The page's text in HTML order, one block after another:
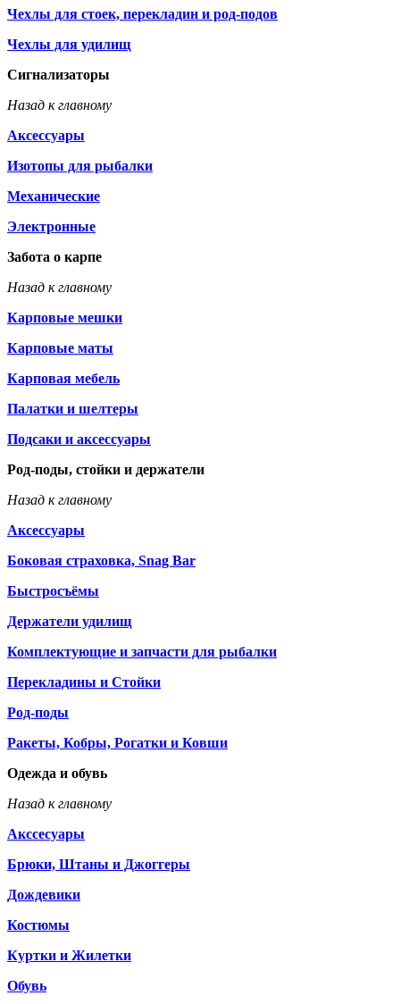
Чехлы для стоек, перекладин и род-подов
Чехлы для удилищ
Сигнализаторы
Назад к главному
Аксессуары
Изотопы для рыбалки
Механические
Электронные
Забота о карпе
Назад к главному
Карповые мешки
Карповые маты
Карповая мебель
Палатки и шелтеры
Подсаки и аксессуары
Род-поды, стойки и держатели
Назад к главному
Аксессуары
Боковая страховка, Snag Bar
Быстросъёмы
Держатели удилищ
Комплектующие и запчасти для рыбалки
Перекладины и Стойки
Род-поды
Ракеты, Кобры, Рогатки и Ковши
Одежда и обувь
Назад к главному
Акссесуары
Брюки, Штаны и Джоггеры
Дождевики
Костюмы
Куртки и Жилетки
Обувь